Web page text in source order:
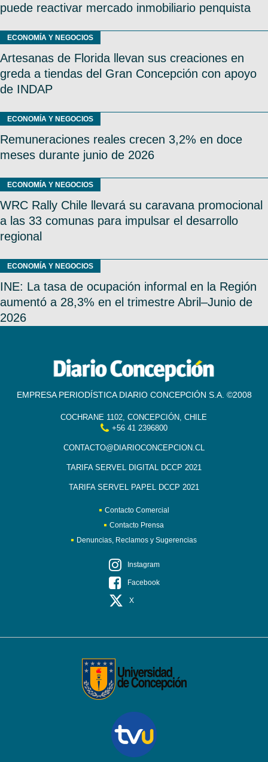
puede reactivar mercado inmobiliario penquista
ECONOMÍA Y NEGOCIOS
Artesanas de Florida llevan sus creaciones en
greda a tiendas del Gran Concepción con apoyo
de INDAP
ECONOMÍA Y NEGOCIOS
Remuneraciones reales crecen 3,2% en doce
meses durante junio de 2026
ECONOMÍA Y NEGOCIOS
WRC Rally Chile llevará su caravana promocional
a las 33 comunas para impulsar el desarrollo
regional
ECONOMÍA Y NEGOCIOS
INE: La tasa de ocupación informal en la Región
aumentó a 28,3% en el trimestre Abril–Junio de
2026
EMPRESA PERIODÍSTICA DIARIO CONCEPCIÓN S.A. ©2008
COCHRANE 1102, CONCEPCIÓN, CHILE
+56 41 2396800
CONTACTO@DIARIOCONCEPCION.CL
TARIFA SERVEL DIGITAL DCCP 2021
TARIFA SERVEL PAPEL DCCP 2021
Contacto Comercial
Contacto Prensa
Denuncias, Reclamos y Sugerencias
Instagram
Facebook
X